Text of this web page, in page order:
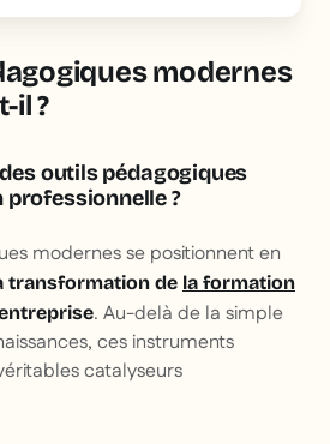
modernes
il ?
outils pédagogiques
?
modernes se positionnent en
transformation de la formation
. Au-delà de la simple
ces instruments
catalyseurs